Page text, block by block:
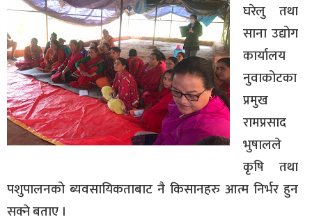
घरेलु तथा
साना उद्योग
कार्यालय
नुवाकोटका
प्रमुख
रामप्रसाद
भुषालले
कृषि तथा
पशुपालनको ब्यवसायिकताबाट नै किसानहरु आत्म निर्भर हुन
सक्ने बताए ।